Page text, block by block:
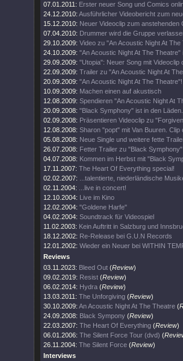
07.01.2011: Erster neuer Song und Comics
24.12.2010: Ausführlicher Videobericht zum
15.12.2010: Neuer Videoclip zum anstehenden
07.04.2010: Drummer wird die Gruppe
29.10.2009: Video zu "An Acoustic Night At The
24.10.2009: "An Acoustic Night At The Theatre"
29.09.2009: "Utopia": Neuer Song mit Videoclip
22.09.2009: Trailer zu "An Acoustic Night At
20.09.2009: "An Acoustic Night At The Theatre"!
10.09.2009: Machen einen auf akustisch
12.08.2009: Spendieren "An Acoustic Night At
20.09.2008: "Black Symphony" ist in den Läden.
02.09.2008: Präsentieren Videoclip zu
12.08.2008: Sharon "popt" mit Van Buuren. Clip
05.08.2008: Neue Single und weitere fette
26.07.2008: Fetter Trailer zu "Black
04.07.2008: Kommen im Herbst mit "Black
17.11.2007: The Heart Of Everything special!
02.02.2007:
...talentierte, niederländische
02.11.2004:
...live in concert!
12.10.2004: Live im Kino
12.02.2004: "Goldene Harfe"
04.02.2004: Soundtrack für Videospiel
11.02.2003: Kein Auftritt in Salzburg und
18.12.2002: Re-Release bei G.U.N Records
12.01.2002: Wieder ein Neuer bei WITHIN
Reviews
03.11.2023: Bleed Out (Review)
09.02.2019: Resist (Review)
06.02.2014: Hydra (Review)
13.03.2011: The Unforgiving (Review)
30.10.2009: An Acoustic Night At The Theatre (
24.09.2008: Black Sympony (Review)
22.03.2007: The Heart Of Everything (Review)
06.01.2006: The Silent Force Tour (dvd) (
26.11.2004: The Silent Force (Review)
Interviews